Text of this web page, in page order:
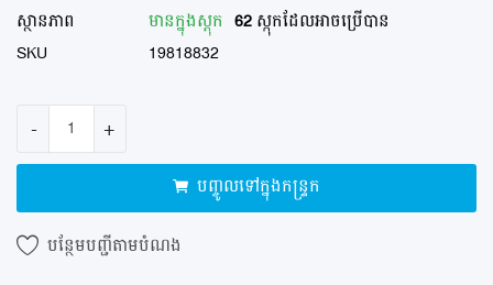
បញ្ចីរក្សាទុក
ប្លុក
ចុះឈ្មោះ
ស្ថានភាព មានក្នុង​ស្តុក 62ស្កុកដែលអាចប្រើបាន
SKU
19818832
- +
បញ្ចូលទៅក្នុងកន្ទ្រក
បន្ថែម​បញ្ជី​តាម​បំណង